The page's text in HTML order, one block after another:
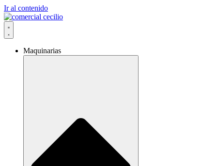
Ir al contenido
Maquinarias